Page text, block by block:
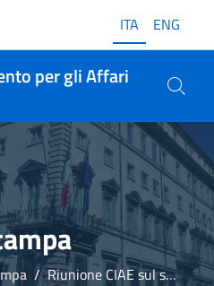
ITA ENG
per gli Affari
Riunione CIAE sul semestre italiano